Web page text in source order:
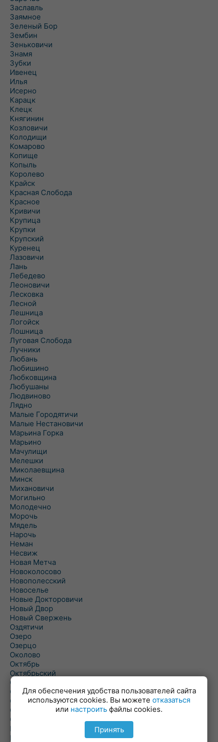
Заславль
Заямное
Зеленый Бор
Зембин
Зеньковичи
Знамя
Зубки
Ивенец
Илья
Исерно
Карацк
Клецк
Княгинин
Козловичи
Колодищи
Комарово
Копище
Копыль
Королево
Крайск
Красная Слобода
Красное
Кривичи
Крупица
Крупки
Крупский
Куренец
Лазовичи
Лань
Лебедево
Леоновичи
Лесковка
Лесной
Лешница
Логойск
Лошница
Луговая Слобода
Лучники
Любань
Любишино
Любковщина
Любушаны
Людвиново
Лядно
Малые Городятичи
Малые Нестановичи
Марьина Горка
Марьино
Мачулищи
Мелешки
Миколаевщина
Минск
Михановичи
Могильно
Молодечно
Морочь
Мядель
Нарочь
Неман
Несвиж
Новая Метча
Новоколосово
Новополесский
Новоселье
Новые Докторовичи
Новый Двор
Новый Свержень
Оздятичи
Озеро
Озерцо
Околово
Октябрь
Октябрьский
Олехновичи
Омговичи
Оношки
Осовец
Острошицкий Городок
Пасека
Пастовичи
Для обеспечения удобства пользователей сайта
используются cookies. Вы можете отказаться
или настроить файлы cookies.
Принять